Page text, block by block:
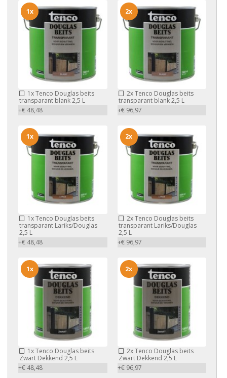
1xTenco Douglas beits
transparant blank 2,5 L
+€ 48,48
1x
2xTenco Douglas beits
transparant blank 2,5 L
+€ 96,97
2x
1xTenco Douglas beits
transparant Lariks/Douglas
2,5 L
+€ 48,48
1x
2xTenco Douglas beits
transparant Lariks/Douglas
2,5 L
+€ 96,97
2x
1xTenco Douglas beits
Zwart Dekkend 2,5 L
+€ 48,48
1x
2xTenco Douglas beits
Zwart Dekkend 2,5 L
+€ 96,97
2x